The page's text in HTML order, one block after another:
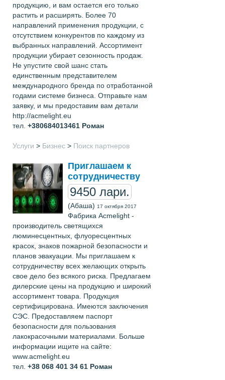
продукцию, и вам остается его только
растить и расширять. Более 70
направлений применения продукции, с
отсутствием конкурентов по каждому из
выбранных направлений. Ассортимент
продукции убирает сезонность продаж.
Не упустите свой шанс стать
единственным представителем
международного бренда по отработанной
годами системе бизнеса. Отправьте нам
заявку, и мы предоставим вам детали
http://acmelight.eu
тел. +380684013461 Роман
Услуги > Бизнес > Поиск партнеров
Приглашаем к
сотрудничеству
9450 лари.
(Абаша) 17 октября 2017
Фабрика Acmelight -
производитель светящихся
люминесцентных, флуоресцентных
красок, знаков пожарной безопасности и
планов эвакуации. Мы приглашаем к
сотрудничеству всех желающих открыть
свое дело без всякого риска. Предлагаем
дилерские цены на продукцию и широкий
ассортимент товара. Продукция
сертифицирована. Имеются заключения
СЭС. Предоставляем паспорт
безопасности для пользования
лакокрасочными материалами. Больше
информации ищите на сайте:
www.acmelight.eu
тел. +38 068 401 34 61 Роман